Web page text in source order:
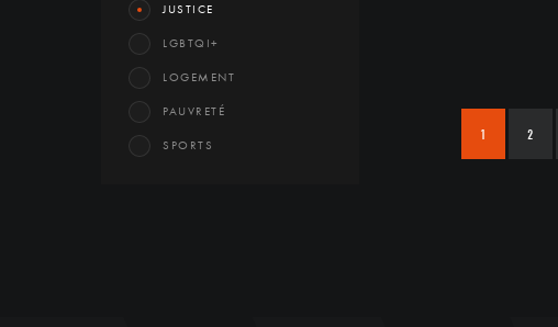
JUSTICE
LGBTQI+
LOGEMENT
PAUVRETÉ
SPORTS
1 2